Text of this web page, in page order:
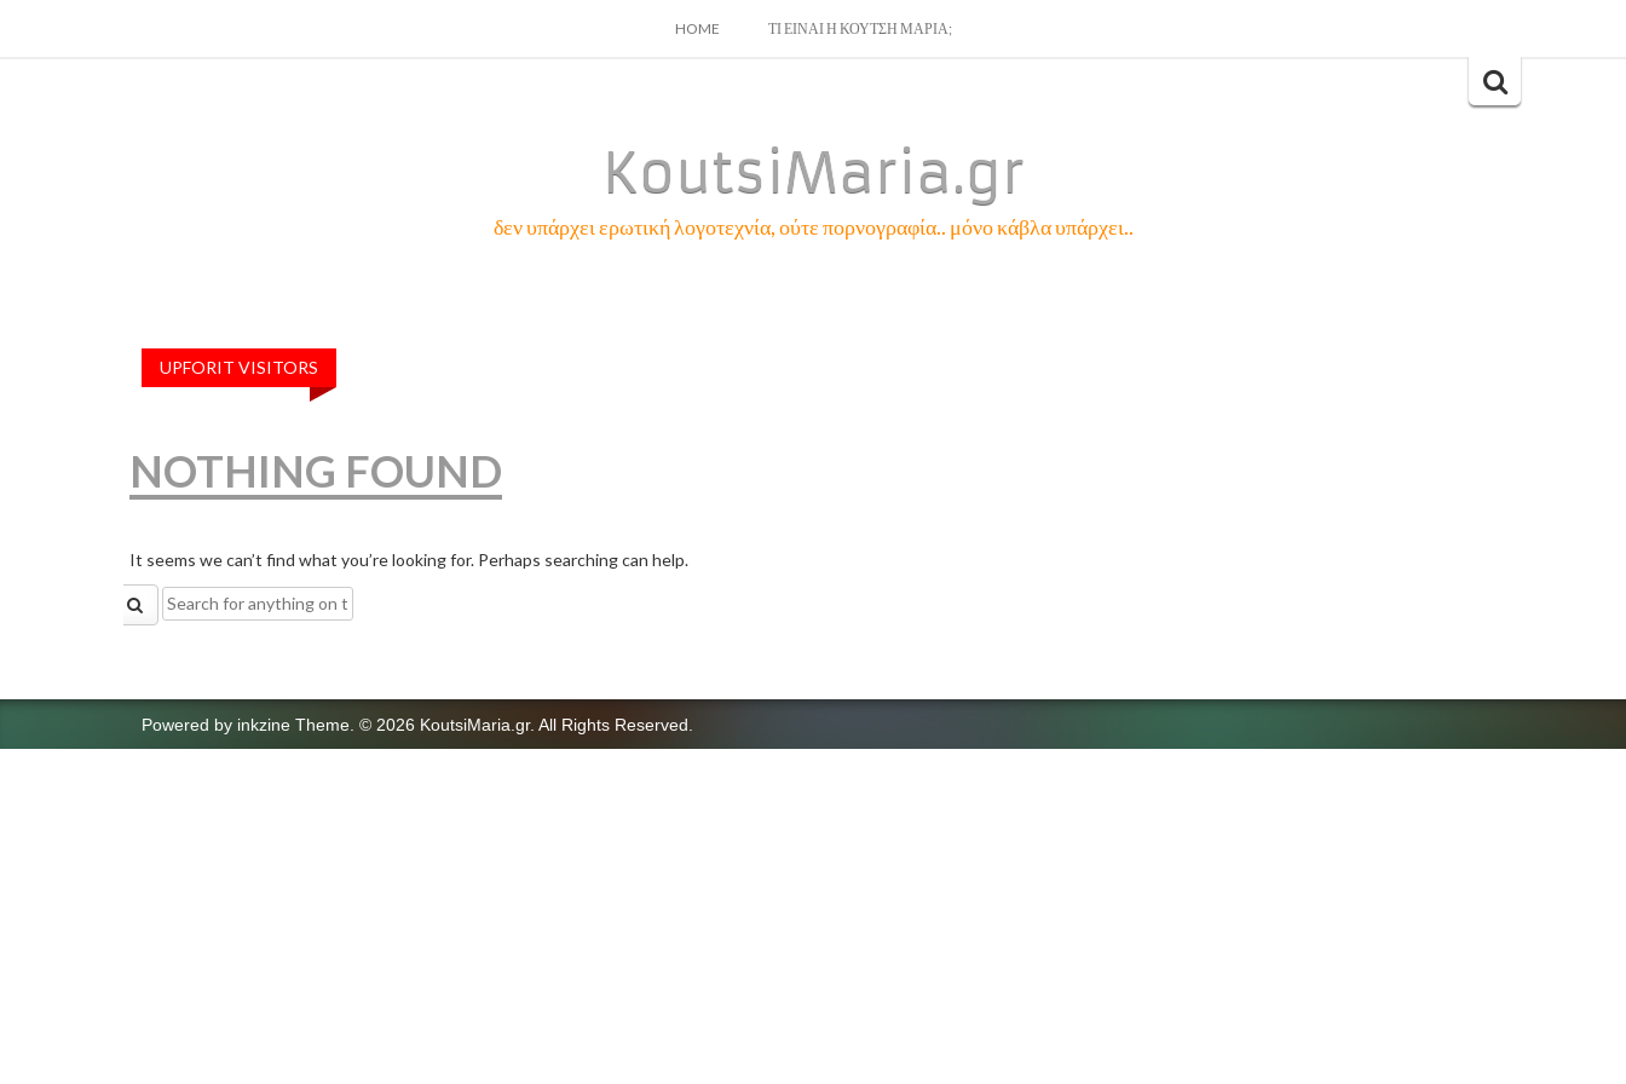
SKIP
HOME ΤΙ ΕΙΝΑΙ Η ΚΟΥΤΣΗ ΜΑΡΙΑ;
Search
KoutsiMaria.gr
δεν υπάρχει ερωτική λογοτεχνία, ούτε πορνογραφία.. μόνο κάβλα υπάρχει..
UPFORIT VISITORS
NOTHING FOUND
It seems we can’t find what you’re looking for. Perhaps searching can help.
Search
for:
Powered by inkzine Theme © 2026 KoutsiMaria.gr. All Rights Reserved.